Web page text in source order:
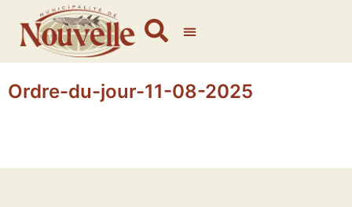
Ordre-du-jour-11-08-2025